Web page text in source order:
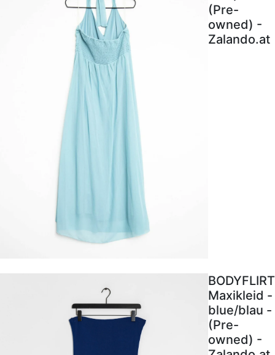
(Pre-
owned) -
Zalando.at
BODYFLIRT
Maxikleid -
blue/blau -
(Pre-
owned) -